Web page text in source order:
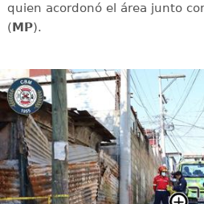
quien acordonó el área junto
( MP).